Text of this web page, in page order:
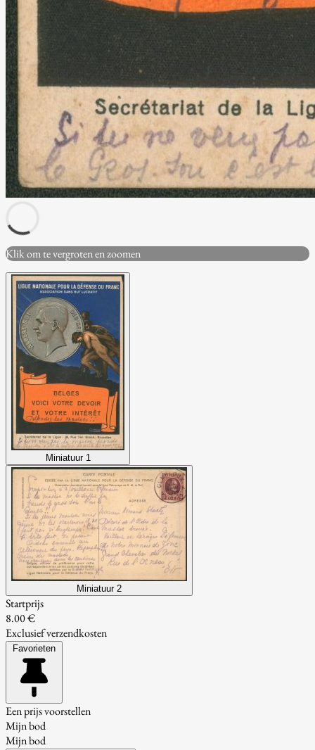
Klik om te vergroten en zoomen
Miniatuur 1
Miniatuur 2
Startprijs
8.00 €
Exclusief verzendkosten
Favorieten
Een prijs voorstellen
Mijn bod
Mijn bod